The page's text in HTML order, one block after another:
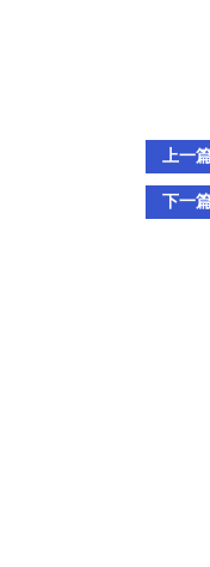
上一
下一